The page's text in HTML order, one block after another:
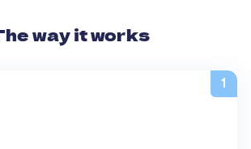
way it works